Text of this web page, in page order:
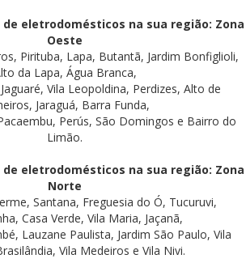
eletrodomésticos na sua região: Zona
Oeste
Pirituba, Lapa, Butantã, Jardim Bonfiglioli,
da Lapa, Água Branca,
Vila Leopoldina, Perdizes, Alto de
Jaraguá, Barra Funda,
Perús, São Domingos e Bairro do
Limão.
eletrodomésticos na sua região: Zona
Norte
Santana, Freguesia do Ó, Tucuruvi,
Casa Verde, Vila Maria, Jaçanã,
Lauzane Paulista, Jardim São Paulo, Vila
Vila Medeiros e Vila Nivi.